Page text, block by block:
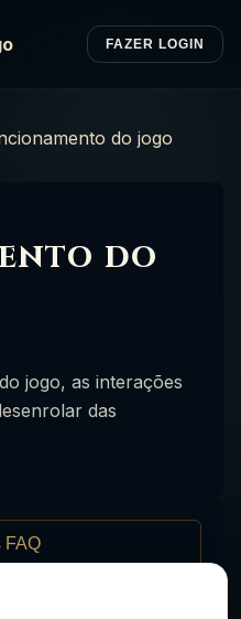
FAZER LOGIN
do jogo
do
jogo, as interações
das